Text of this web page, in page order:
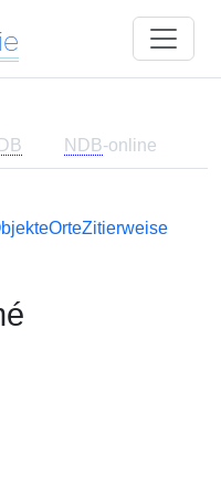
NDB-online
OrteZitierweise